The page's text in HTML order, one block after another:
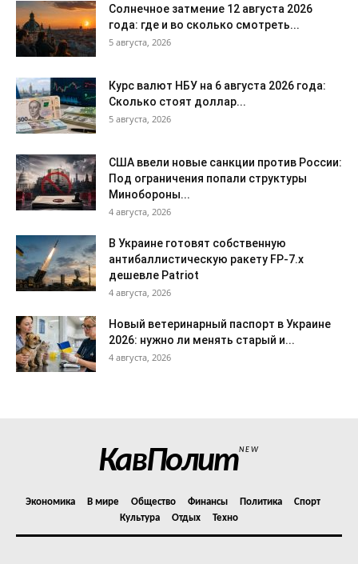
Солнечное затмение 12 августа 2026
года: где и во сколько смотреть...
5 августа, 2026
Курс валют НБУ на 6 августа 2026 года:
Сколько стоят доллар...
5 августа, 2026
США ввели новые санкции против России:
Под ограничения попали структуры
Минобороны...
4 августа, 2026
В Украине готовят собственную
антибаллистическую ракету FP-7.x
дешевле Patriot
4 августа, 2026
Новый ветеринарный паспорт в Украине
2026: нужно ли менять старый и...
4 августа, 2026
КавПолитNEW
Экономика В мире Общество Финансы Политика
Спорт
Культура
Отдых Техно